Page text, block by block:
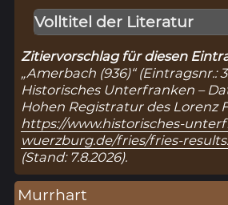
Volltitel der Literatur
Zitiervorschlag für diesen
„Amerbach (936)“ (Eintragsnr.:
Historisches Unterfranken –
Hohen Registratur des Lorenz
https://www.historisches-
wuerzburg.de/fries/fries-
(Stand: 7.8.2026).
Murrhart